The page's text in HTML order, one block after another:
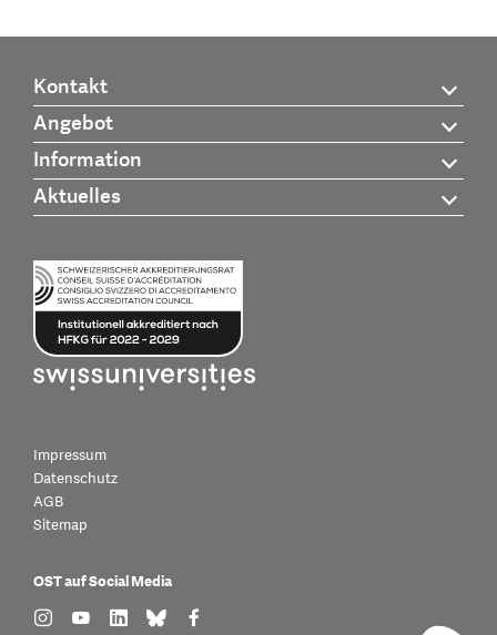
Kontakt
Angebot
Information
Aktuelles
Impressum
Datenschutz
AGB
Sitemap
OST auf Social Media
find us on: instagram
find us on: youtube
find us on: linkedin
find us on: bluesky
find us on: facebook